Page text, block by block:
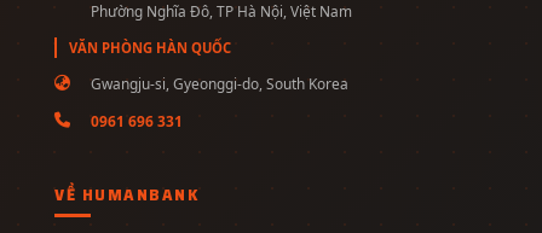
Phường Nghĩa Đô, TP Hà Nội, Việt Nam
VĂN PHÒNG HÀN QUỐC
Gwangju-si, Gyeonggi-do, South Korea
0961 696 331
VỀ HUMANBANK